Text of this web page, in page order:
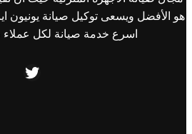
هو الأفضل ويسعى توكيل صيانة يونيون
اسرع خدمة صيانة لكل عملاء
Twitter